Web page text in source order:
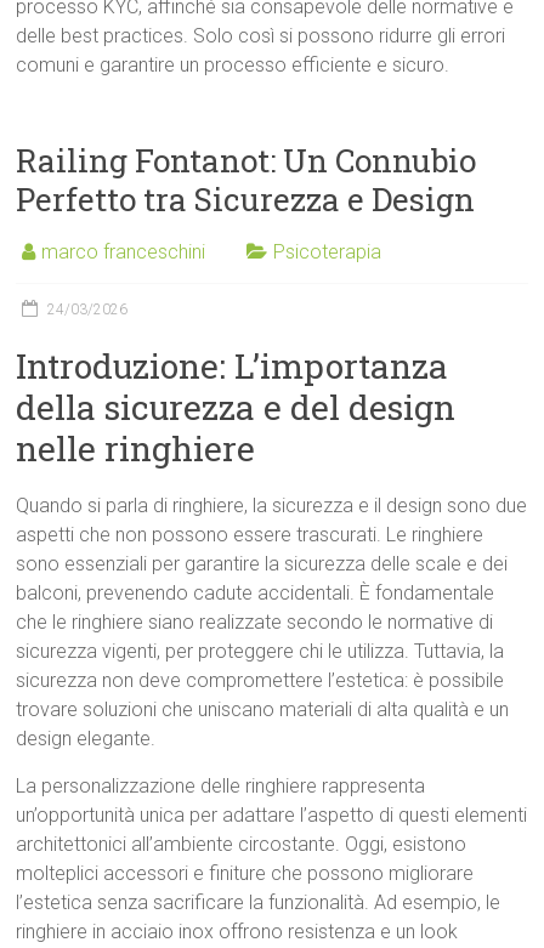
processo KYC, affinché sia consapevole delle normative e
delle best practices. Solo così si possono ridurre gli errori
comuni e garantire un processo efficiente e sicuro.
Railing Fontanot: Un Connubio
Perfetto tra Sicurezza e Design
marco franceschini Psicoterapia
24/03/2026
Introduzione: L’importanza
della sicurezza e del design
nelle ringhiere
Quando si parla di ringhiere, la sicurezza e il design sono due
aspetti che non possono essere trascurati. Le ringhiere
sono essenziali per garantire la sicurezza delle scale e dei
balconi, prevenendo cadute accidentali. È fondamentale
che le ringhiere siano realizzate secondo le normative di
sicurezza vigenti, per proteggere chi le utilizza. Tuttavia, la
sicurezza non deve compromettere l’estetica: è possibile
trovare soluzioni che uniscano materiali di alta qualità e un
design elegante.
La personalizzazione delle ringhiere rappresenta
un’opportunità unica per adattare l’aspetto di questi elementi
architettonici all’ambiente circostante. Oggi, esistono
molteplici accessori e finiture che possono migliorare
l’estetica senza sacrificare la funzionalità. Ad esempio, le
ringhiere in acciaio inox offrono resistenza e un look